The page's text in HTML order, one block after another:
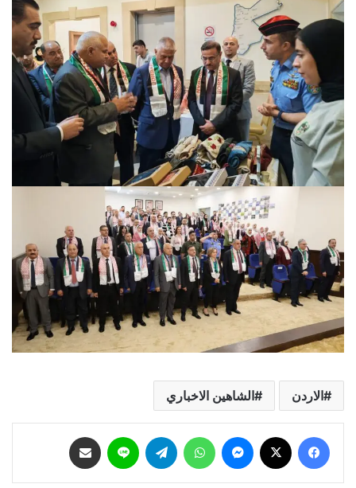
الاردن الشاهين الاخباري
فيسبوك ماسنجر واتساب تيلقرام لاين